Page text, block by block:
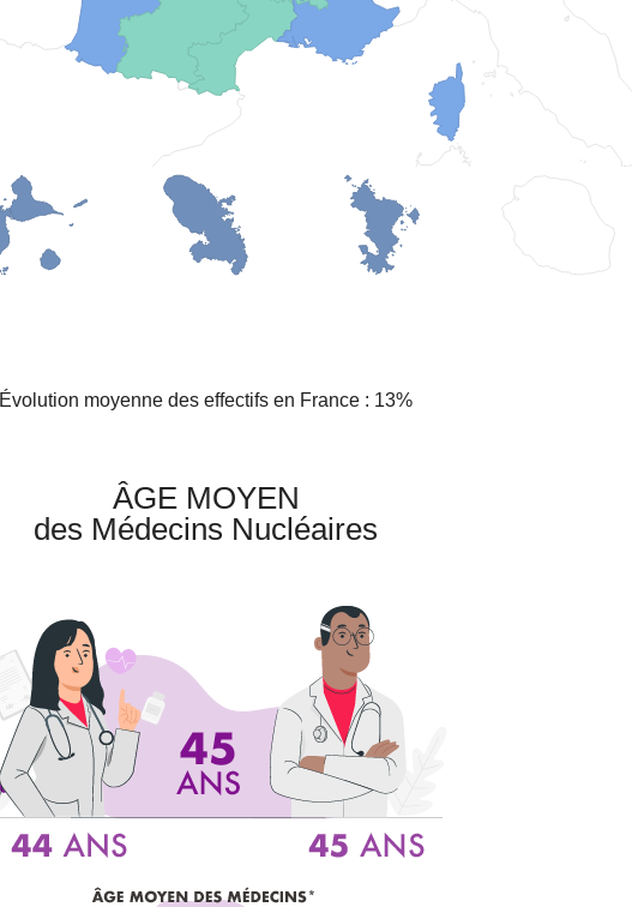
Évolution moyenne des effectifs en France : 13%
ÂGE MOYEN
des Médecins Nucléaires